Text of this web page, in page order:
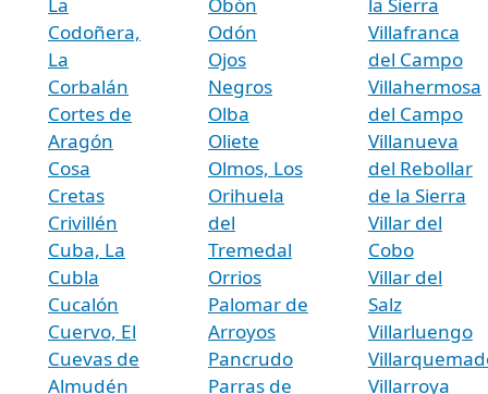
Codoñera,
La
Corbalán
Cortes de
Aragón
Cosa
Cretas
Crivillén
Cuba, La
Cubla
Cucalón
Cuervo, El
Cuevas de
Almudén
Odón
Ojos
Negros
Olba
Oliete
Olmos, Los
Orihuela
del
Tremedal
Orrios
Palomar de
Arroyos
Pancrudo
Parras de
Villafranca
del Campo
Villahermosa
del Campo
Villanueva
del Rebollar
de la Sierra
Villar del
Cobo
Villar del
Salz
Villarluengo
Villarroya